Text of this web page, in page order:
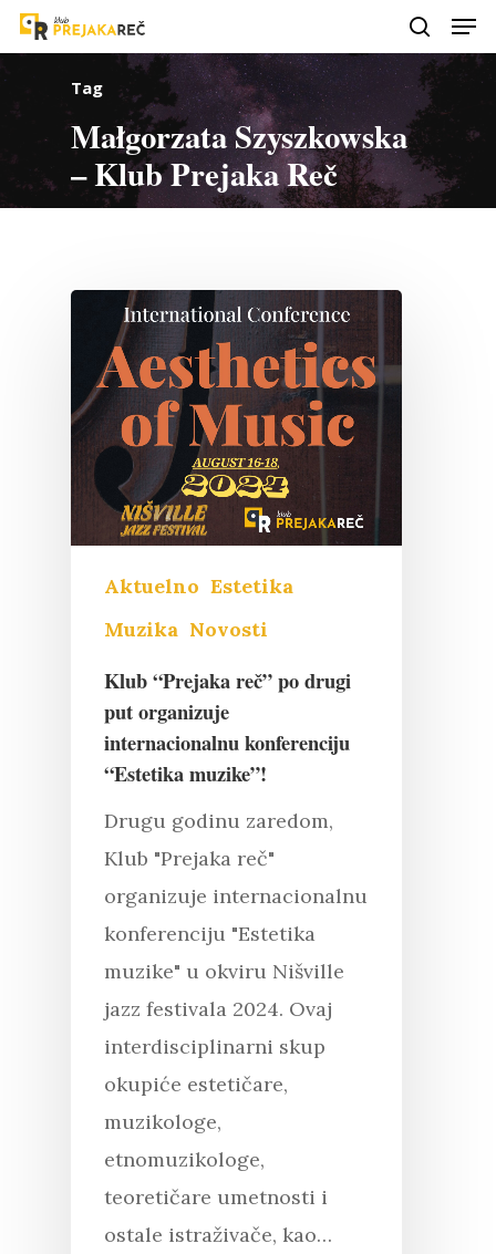
Pritisnite "Enter" da pretražite ili
"Esc" da izađete
Tag
Małgorzata Szyszkowska
– Klub Prejaka Reč
Aktuelno Estetika
Muzika Novosti
Klub “Prejaka reč” po drugi
put organizuje
internacionalnu konferenciju
“Estetika muzike”!
Drugu godinu zaredom,
Klub "Prejaka reč"
organizuje internacionalnu
konferenciju "Estetika
muzike" u okviru Nišville
jazz festivala 2024. Ovaj
interdisciplinarni skup
okupiće estetičare,
muzikologe,
etnomuzikologe,
teoretičare umetnosti i
ostale istraživače, kao…